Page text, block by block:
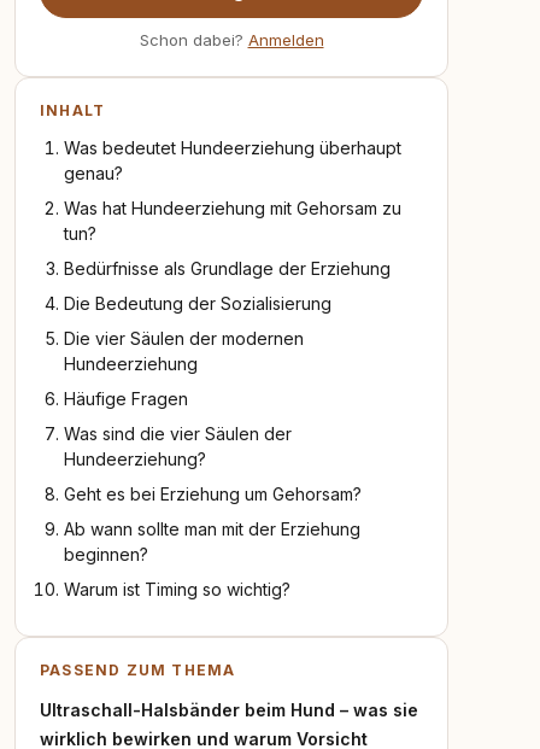
Schon dabei? Anmelden
INHALT
Was bedeutet Hundeerziehung überhaupt
genau?
Was hat Hundeerziehung mit Gehorsam zu
tun?
Bedürfnisse als Grundlage der Erziehung
Die Bedeutung der Sozialisierung
Die vier Säulen der modernen
Hundeerziehung
Häufige Fragen
Was sind die vier Säulen der
Hundeerziehung?
Geht es bei Erziehung um Gehorsam?
Ab wann sollte man mit der Erziehung
beginnen?
Warum ist Timing so wichtig?
PASSEND ZUM THEMA
Ultraschall-Halsbänder beim Hund – was sie
wirklich bewirken und warum Vorsicht